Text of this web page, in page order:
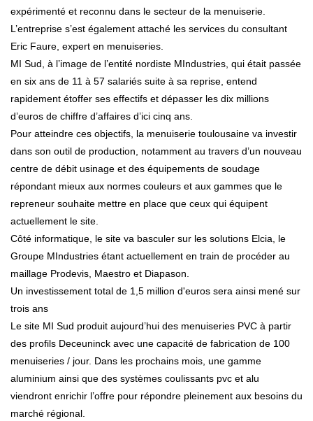
expérimenté et reconnu dans le secteur de la menuiserie.
L’entreprise s’est également attaché les services du consultant
Eric Faure, expert en menuiseries.
MI Sud, à l’image de l’entité nordiste MIndustries, qui était passée
en six ans de 11 à 57 salariés suite à sa reprise, entend
rapidement étoffer ses effectifs et dépasser les dix millions
d’euros de chiffre d’affaires d’ici cinq ans.
Pour atteindre ces objectifs, la menuiserie toulousaine va investir
dans son outil de production, notamment au travers d’un nouveau
centre de débit usinage et des équipements de soudage
répondant mieux aux normes couleurs et aux gammes que le
repreneur souhaite mettre en place que ceux qui équipent
actuellement le site.
Côté informatique, le site va basculer sur les solutions Elcia, le
Groupe MIndustries étant actuellement en train de procéder au
maillage Prodevis, Maestro et Diapason.
Un investissement total de 1,5 million d'euros sera ainsi mené sur
trois ans
Le site MI Sud produit aujourd’hui des menuiseries PVC à partir
des profils Deceuninck avec une capacité de fabrication de 100
menuiseries / jour. Dans les prochains mois, une gamme
aluminium ainsi que des systèmes coulissants pvc et alu
viendront enrichir l’offre pour répondre pleinement aux besoins du
marché régional.